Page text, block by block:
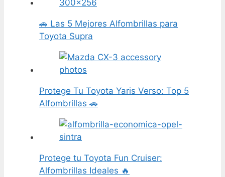
🚗 Las 5 Mejores Alfombrillas para
Toyota Supra
Protege Tu Toyota Yaris Verso: Top 5
Alfombrillas 🚗
Protege tu Toyota Fun Cruiser:
Alfombrillas Ideales 🔥